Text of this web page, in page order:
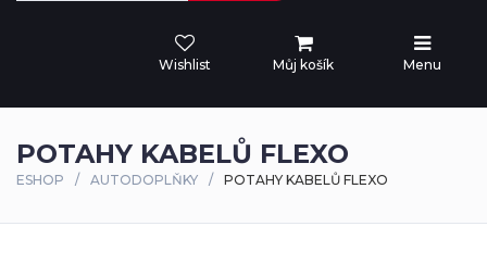
Wishlist Můj košík Menu
POTAHY KABELŮ FLEXO
ESHOP AUTODOPLŇKY POTAHY KABELŮ FLEXO